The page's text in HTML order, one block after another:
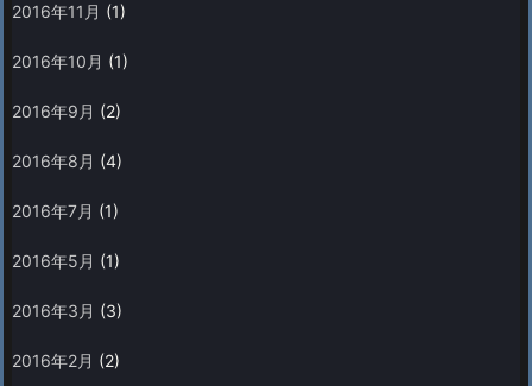
2016年11月 (1)
2016年10月 (1)
2016年9月 (2)
2016年8月 (4)
2016年7月 (1)
2016年5月 (1)
2016年3月 (3)
2016年2月 (2)